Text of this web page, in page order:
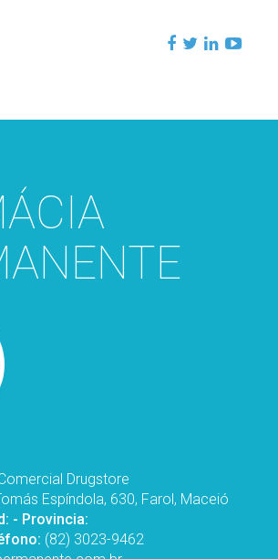
Drugstore
Espíndola, 630, Farol, Maceió
- Provincia:
(82) 3023-9462